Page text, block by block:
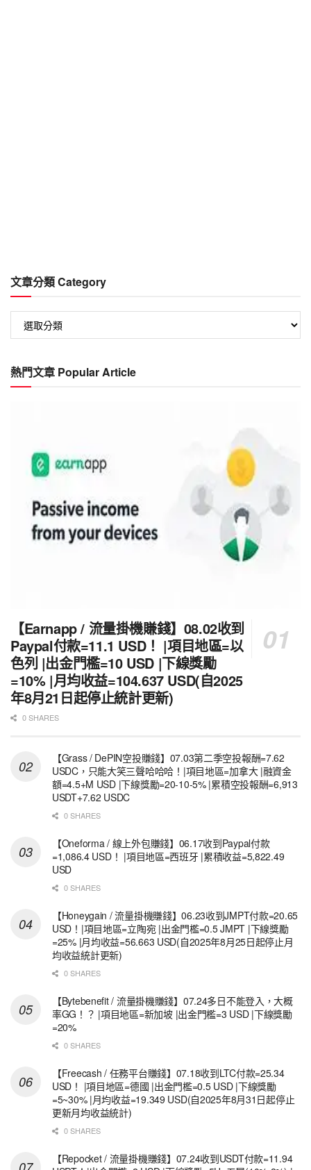
文章分類 Category
類
Category
熱門文章 Popular Article
【Earnapp / 流量掛機賺錢】08.02收到
Paypal付款=11.1 USD！ |項目地區=以
色列 |出金門檻=10 USD |下線獎勵
=10% |月均收益=104.637 USD(自2025
年8月21日起停止統計更新)
0 SHARES
【Grass / DePIN空投賺錢】07.03第二季空投報酬=7.62
USDC，只能大笑三聲哈哈哈！|項目地區=加拿大 |融資金
額=4.5+M USD |下線獎勵=20-10-5% |累積空投報酬=6,913
USDT+7.62 USDC
0 SHARES
【Oneforma / 線上外包賺錢】06.17收到Paypal付款
=1,086.4 USD！ |項目地區=西班牙 |累積收益=5,822.49
USD
0 SHARES
【Honeygain / 流量掛機賺錢】06.23收到JMPT付款=20.65
USD！|項目地區=立陶宛 |出金門檻=0.5 JMPT |下線獎勵
=25% |月均收益=56.663 USD(自2025年8月25日起停止月
均收益統計更新)
0 SHARES
【Bytebenefit / 流量掛機賺錢】07.24多日不能登入，大概
率GG！？ |項目地區=新加坡 |出金門檻=3 USD |下線獎勵
=20%
0 SHARES
【Freecash / 任務平台賺錢】07.18收到LTC付款=25.34
USD！ |項目地區=德國 |出金門檻=0.5 USD |下線獎勵
=5~30% |月均收益=19.349 USD(自2025年8月31日起停止
更新月均收益統計)
0 SHARES
【Repocket / 流量掛機賺錢】07.24收到USDT付款=11.94